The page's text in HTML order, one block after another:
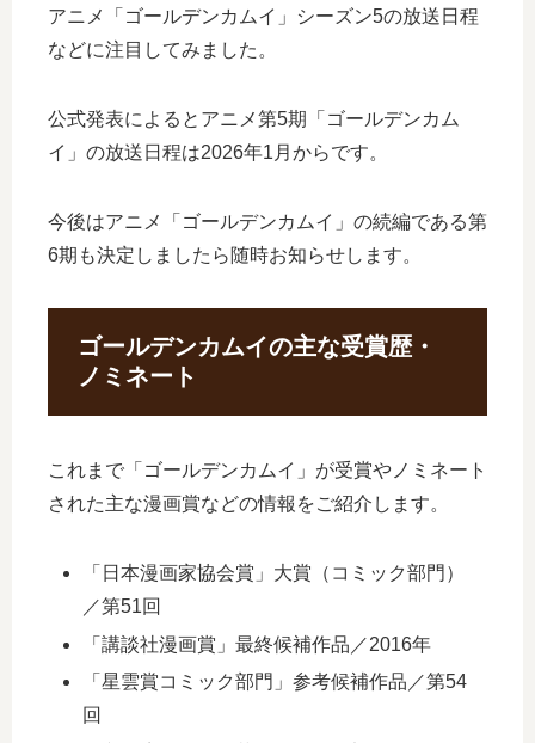
アニメ「ゴールデンカムイ」シーズン5の放送日程
などに注目してみました。
公式発表によるとアニメ第5期「ゴールデンカム
イ」の放送日程は2026年1月からです。
今後はアニメ「ゴールデンカムイ」の続編である第
6期も決定しましたら随時お知らせします。
ゴールデンカムイの主な受賞歴・
ノミネート
これまで「ゴールデンカムイ」が受賞やノミネート
された主な漫画賞などの情報をご紹介します。
「日本漫画家協会賞」大賞（コミック部門）
／第51回
「講談社漫画賞」最終候補作品／2016年
「星雲賞コミック部門」参考候補作品／第54
回